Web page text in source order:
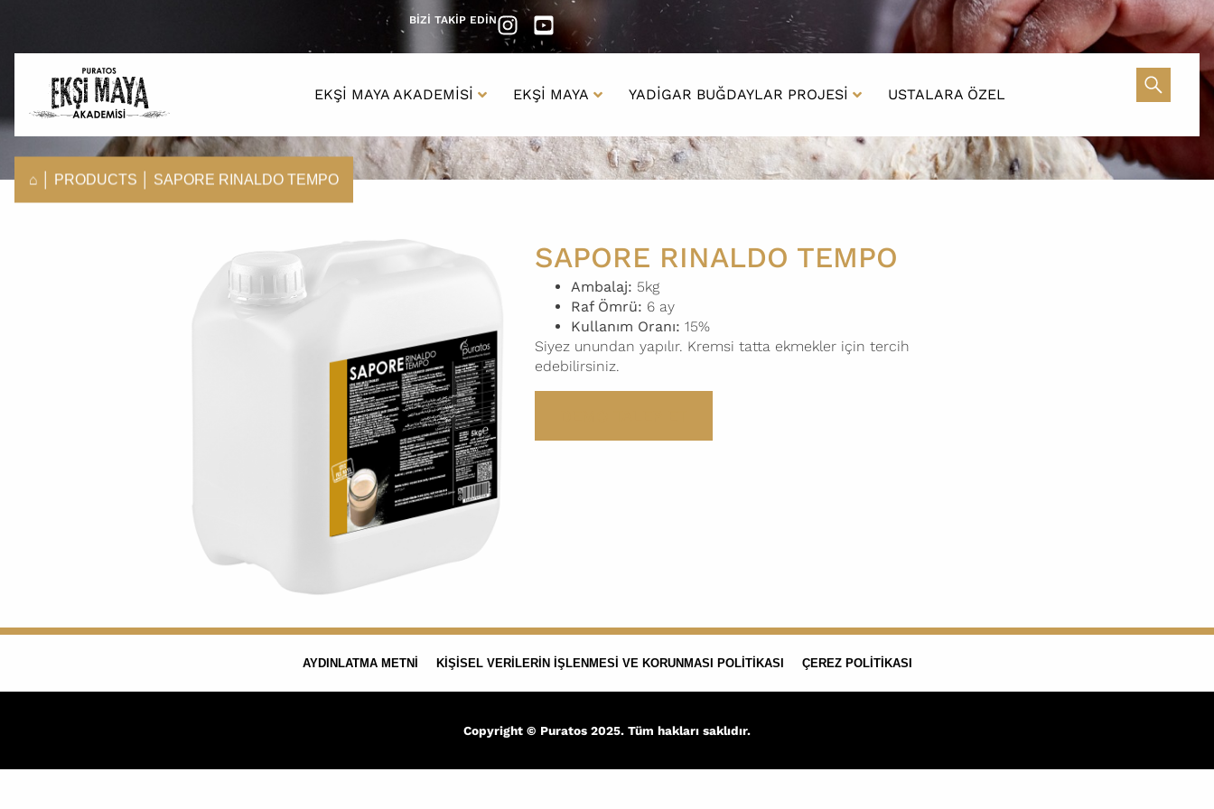
BİZİ TAKİP EDİN
EKŞI MAYA AKADEMISI EKŞI MAYA YADIGAR BUĞDAYLAR PROJESI USTALARA ÖZEL
⌂ PRODUCTS SAPORE RINALDO TEMPO
SAPORE RINALDO TEMPO
Ambalaj: 5kg
Raf Ömrü: 6 ay
Kullanım Oranı: 15%
Siyez unundan yapılır. Kremsi tatta ekmekler için tercih
edebilirsiniz.
AYDINLATMA METNI KIŞISEL VERILERIN İŞLENMESI VE KORUNMASI POLITIKASI ÇEREZ POLITIKASI
Copyright © Puratos 2025. Tüm hakları saklıdır.